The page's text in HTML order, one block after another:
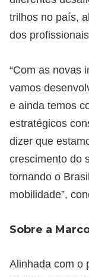
trilhos no país,
dos
“Com as novas
vamos
e ainda temos
estratégicos
dizer que
crescimento do
tornando o
mobilidade”,
Sobre a
Alinhada com o